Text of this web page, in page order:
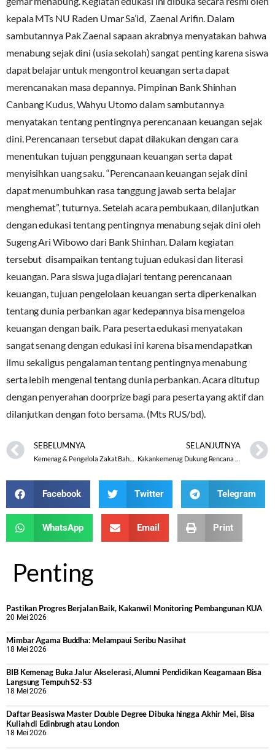
kepala MTs NU Raden Umar Sa’id, Zaenal Arifin. Dalam
sambutannya Pak Zaenal sapaan akrabnya menyatakan bahwa
menabung sejak dini (usia sekolah) sangat penting karena siswa
dapat belajar untuk mengontrol keuangan serta dapat
merencanakan masa depannya. Pimpinan Bank Shinhan
Canbang Kudus, Wahyu Utomo dalam sambutannya
menyatakan tentang pentingnya perencanaan keuangan sejak
dini. Perencanaan tersebut dapat dilakukan dengan cara
menentukan tujuan penggunaan keuangan serta dapat
menyisihkan uang saku. “Perencanaan keuangan sejak dini
dapat menumbuhkan rasa tanggung jawab serta belajar
menghemat”, tuturnya. Setelah acara pembukaan, dilanjutkan
dengan edukasi tentang pentingnya menabung sejak dini oleh
Sugeng Ari Wibowo dari Bank Shinhan. Dalam kegiatan
tersebut disampaikan tentang tujuan edukasi dan literasi
keuangan. Para siswa juga diajari tentang perencanaan
keuangan, tujuan pengelolaan keuangan serta diperkenalkan
tentang dunia perbankan agar kedepannya bisa mengeloa
keuangan dengan baik. Para peserta edukasi menyatakan
sangat senang dengan edukasi ini karena bisa mendapatkan
ilmu sekaligus pengalaman tentang pentingnya menabung
serta lebih mengenal tentang dunia perbankan. Acara ditutup
dengan penyerahan doorprize bagi para peserta yang aktif dan
dilanjutkan dengan foto bersama. (Mts RUS/bd).
SEBELUMNYA SELANJUTNYA
Facebook Twitter Telegram
WhatsApp Email Print
Penting
Pastikan Progres Berjalan Baik, Kakanwil Monitoring Pembangunan KUA
20 Mei 2026
Mimbar Agama Buddha: Melampaui Seribu Nasihat
18 Mei 2026
BIB Kemenag Buka Jalur Akselerasi, Alumni Pendidikan Keagamaan Bisa
Langsung Tempuh S2-S3
18 Mei 2026
Daftar Beasiswa Master Double Degree Dibuka hingga Akhir Mei, Bisa
Kuliah di Edinbrugh atau London
18 Mei 2026